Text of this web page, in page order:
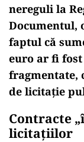
nereguli la
Documentul,
faptul că
euro ar fi
fragmentate,
de licitație
Contracte
licitațiilor